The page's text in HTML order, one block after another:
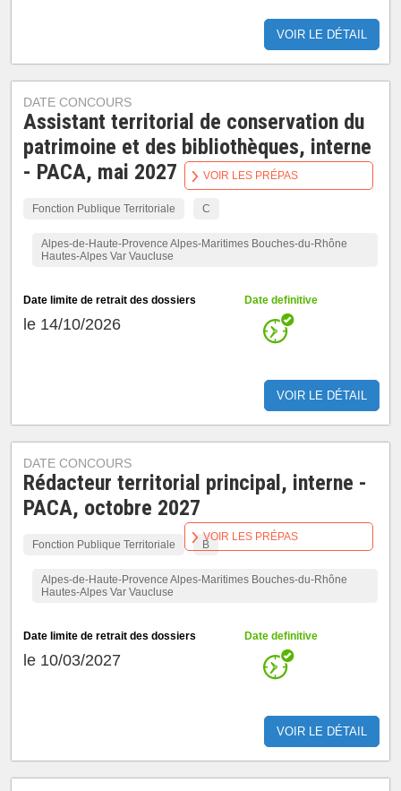
VOIR LE DÉTAIL
DATE CONCOURS
Assistant territorial de conservation du
patrimoine et des bibliothèques, interne
- PACA, mai 2027
Fonction Publique Territoriale C
Alpes-de-Haute-Provence Alpes-Maritimes Bouches-du-Rhône
Hautes-Alpes Var Vaucluse
Date limite de retrait des dossiers
le 14/10/2026
Date definitive
VOIR LE DÉTAIL
VOIR LES PRÉPAS
DATE CONCOURS
Rédacteur territorial principal, interne -
PACA, octobre 2027
Fonction Publique Territoriale B
Alpes-de-Haute-Provence Alpes-Maritimes Bouches-du-Rhône
Hautes-Alpes Var Vaucluse
Date limite de retrait des dossiers
le 10/03/2027
Date definitive
VOIR LE DÉTAIL
VOIR LES PRÉPAS